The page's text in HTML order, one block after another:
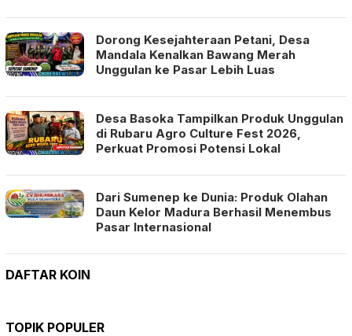
Dorong Kesejahteraan Petani, Desa
Mandala Kenalkan Bawang Merah
Unggulan ke Pasar Lebih Luas
Desa Basoka Tampilkan Produk Unggulan
di Rubaru Agro Culture Fest 2026,
Perkuat Promosi Potensi Lokal
Dari Sumenep ke Dunia: Produk Olahan
Daun Kelor Madura Berhasil Menembus
Pasar Internasional
DAFTAR KOIN
TOPIK POPULER